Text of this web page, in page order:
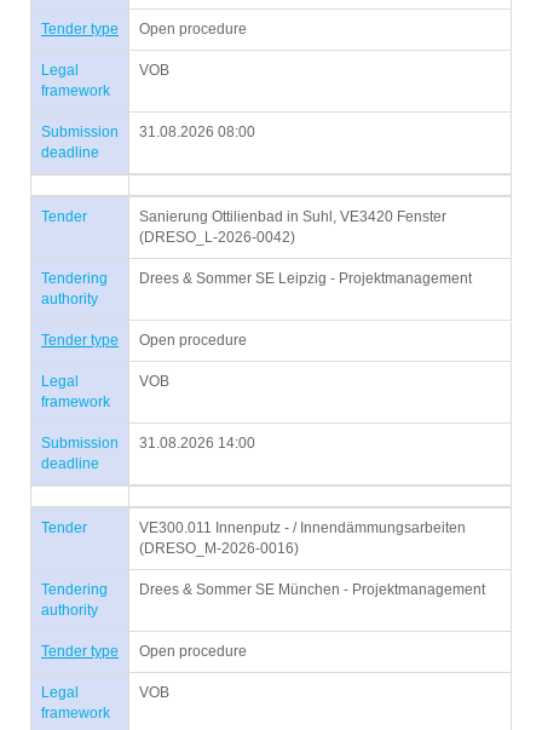
Tender type Open procedure
Legal
framework
VOB
Submission
deadline
31.08.2026 08:00
Tender
Sanierung Ottilienbad in Suhl, VE3420 Fenster
(DRESO_L-2026-0042)
Tendering
authority
Drees & Sommer SE Leipzig - Projektmanagement
Tender type Open procedure
Legal
framework
VOB
Submission
deadline
31.08.2026 14:00
Tender
VE300.011 Innenputz - / Innendämmungsarbeiten
(DRESO_M-2026-0016)
Tendering
authority
Drees & Sommer SE München - Projektmanagement
Tender type Open procedure
Legal
framework
VOB